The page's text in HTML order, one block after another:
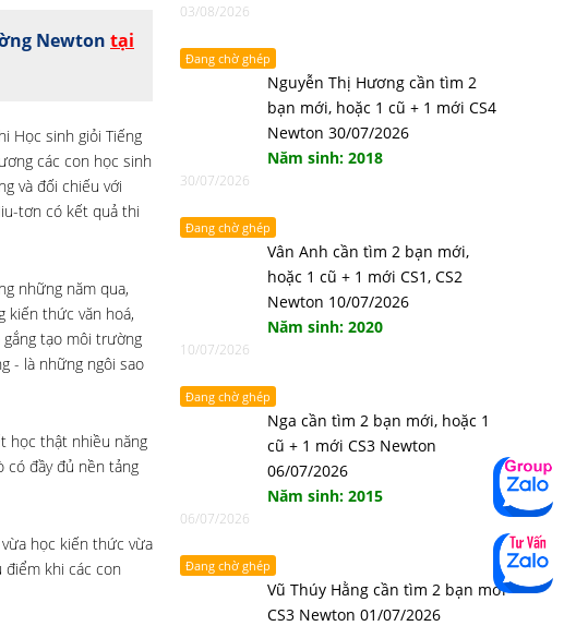
Newton tại
Học sinh giỏi Tiếng
các con học sinh
và đối chiếu với
tơn có kết quả thi
những năm qua,
kiến thức văn hoá,
tạo môi trường
- là những ngôi sao
học thật nhiều năng
có đầy đủ nền tảng
học kiến thức vừa
khi các con
03/08/2026
Đang chờ ghép
Nguyễn Thị Hương cần tìm 2
bạn mới, hoặc 1 cũ + 1 mới CS4
Newton 30/07/2026
Năm sinh: 2018
30/07/2026
Đang chờ ghép
Vân Anh cần tìm 2 bạn mới,
hoặc 1 cũ + 1 mới CS1, CS2
Newton 10/07/2026
Năm sinh: 2020
10/07/2026
Đang chờ ghép
Nga cần tìm 2 bạn mới, hoặc 1
cũ + 1 mới CS3 Newton
06/07/2026
Năm sinh: 2015
06/07/2026
Đang chờ ghép
Vũ Thúy Hằng cần tìm 2 bạn mới
CS3 Newton 01/07/2026